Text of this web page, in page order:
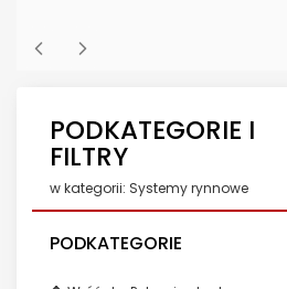
PODKATEGORIE I
FILTRY
w kategorii: Systemy rynnowe
PODKATEGORIE